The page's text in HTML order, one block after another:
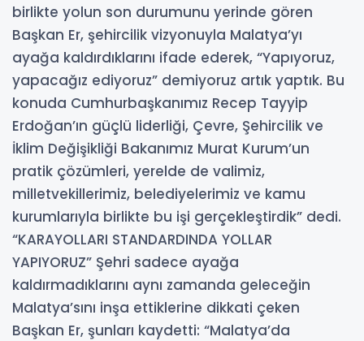
birlikte yolun son durumunu yerinde gören
Başkan Er, şehircilik vizyonuyla Malatya’yı
ayağa kaldırdıklarını ifade ederek, “Yapıyoruz,
yapacağız ediyoruz” demiyoruz artık yaptık. Bu
konuda Cumhurbaşkanımız Recep Tayyip
Erdoğan’ın güçlü liderliği, Çevre, Şehircilik ve
İklim Değişikliği Bakanımız Murat Kurum’un
pratik çözümleri, yerelde de valimiz,
milletvekillerimiz, belediyelerimiz ve kamu
kurumlarıyla birlikte bu işi gerçekleştirdik” dedi.
“KARAYOLLARI STANDARDINDA YOLLAR
YAPIYORUZ” Şehri sadece ayağa
kaldırmadıklarını aynı zamanda geleceğin
Malatya’sını inşa ettiklerine dikkati çeken
Başkan Er, şunları kaydetti: “Malatya’da